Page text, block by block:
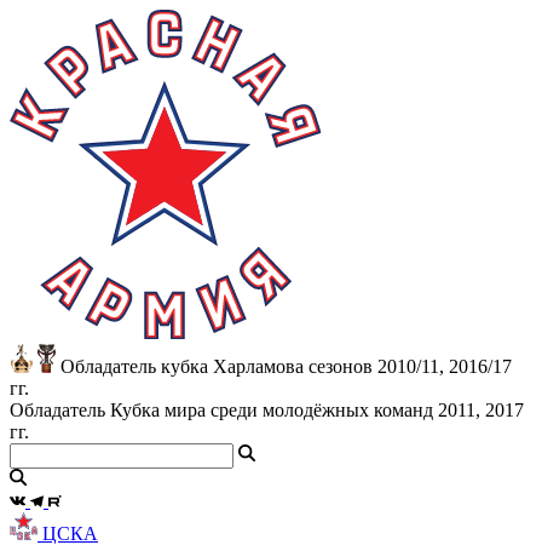
Обладатель кубка Харламова сезонов 2010/11, 2016/17
гг.
Обладатель Кубка мира среди молодёжных команд 2011, 2017
гг.
ЦСКА